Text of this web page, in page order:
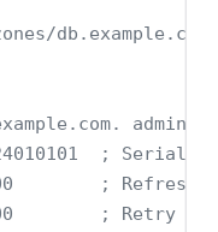
; Serial
; Refresh
; Retry